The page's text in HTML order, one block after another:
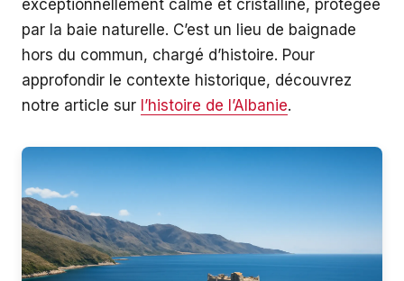
exceptionnellement calme et cristalline, protégée
par la baie naturelle. C’est un lieu de baignade
hors du commun, chargé d’histoire. Pour
approfondir le contexte historique, découvrez
notre article sur l’histoire de l’Albanie.